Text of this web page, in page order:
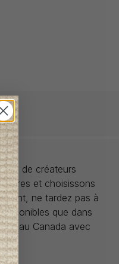
de créateurs
rares et choisissons
ne tardez pas à
que dans
au Canada avec